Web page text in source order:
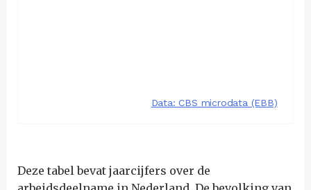
Deze tabel bevat jaarcijfers over de